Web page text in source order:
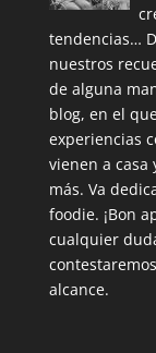
tendencias…
nuestros
de alguna
blog, en el
experiencias
vienen a
más. Va
foodie. ¡Bon
cualquier
alcance.